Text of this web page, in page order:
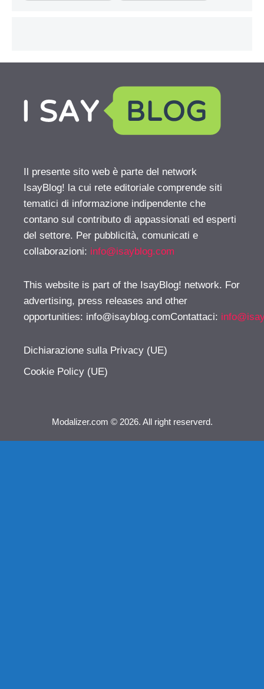
Il presente sito web è parte del network
IsayBlog! la cui rete editoriale comprende siti
tematici di informazione indipendente che
contano sul contributo di appassionati ed esperti
del settore. Per pubblicità, comunicati e
collaborazioni: info@isayblog.com
This website is part of the IsayBlog! network. For
advertising, press releases and other
opportunities: info@isayblog.comContattaci:
Dichiarazione sulla Privacy (UE)
Cookie Policy (UE)
Modalizer.com © 2026. All right reserverd.